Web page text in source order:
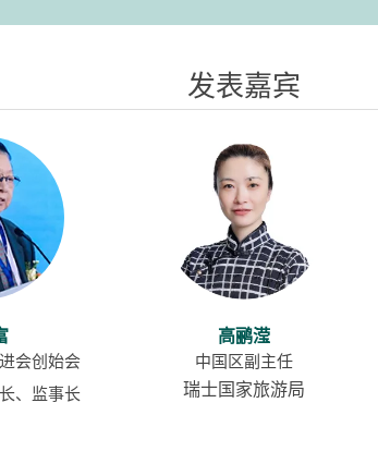
资料下载
发表嘉宾
会创始会
、监事长
高鹂滢
中国区副主任
瑞士国家旅游局